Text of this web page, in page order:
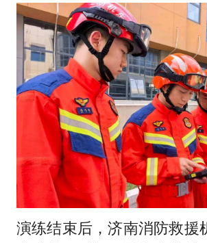
演练结束后，济南消防救援